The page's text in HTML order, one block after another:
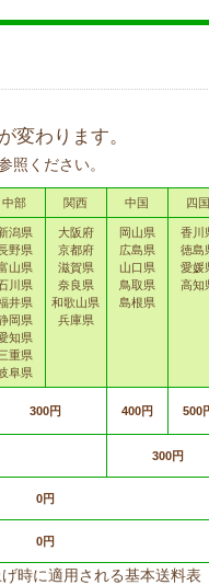
変わります。
照ください。
中部 関西 中国 四国
潟県
野県
山県
川県
井県
岡県
知県
重県
阜県
大阪府
京都府
滋賀県
奈良県
和歌山県
兵庫県
岡山県
広島県
山口県
鳥取県
島根県
香川
徳島
愛媛
高知
300円 400円 500
300円
0円
0円
時に適用される基本送料表